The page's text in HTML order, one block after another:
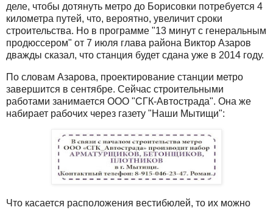
деле, чтобы дотянуть метро до Борисовки потребуется 4
километра путей, что, вероятно, увеличит сроки
строительства. Но в программе "13 минут с генеральным
продюссером" от 7 июля глава района Виктор Азаров
дважды сказал, что станция будет сдана уже в 2014 году.
По словам Азарова, проектирование станции метро
завершится в сентябре. Сейчас строительными
работами занимается ООО "СГК-Автострада". Она же
набирает рабочих через газету "Наши Мытищи":
Что касается расположения вестибюлей, то их можно